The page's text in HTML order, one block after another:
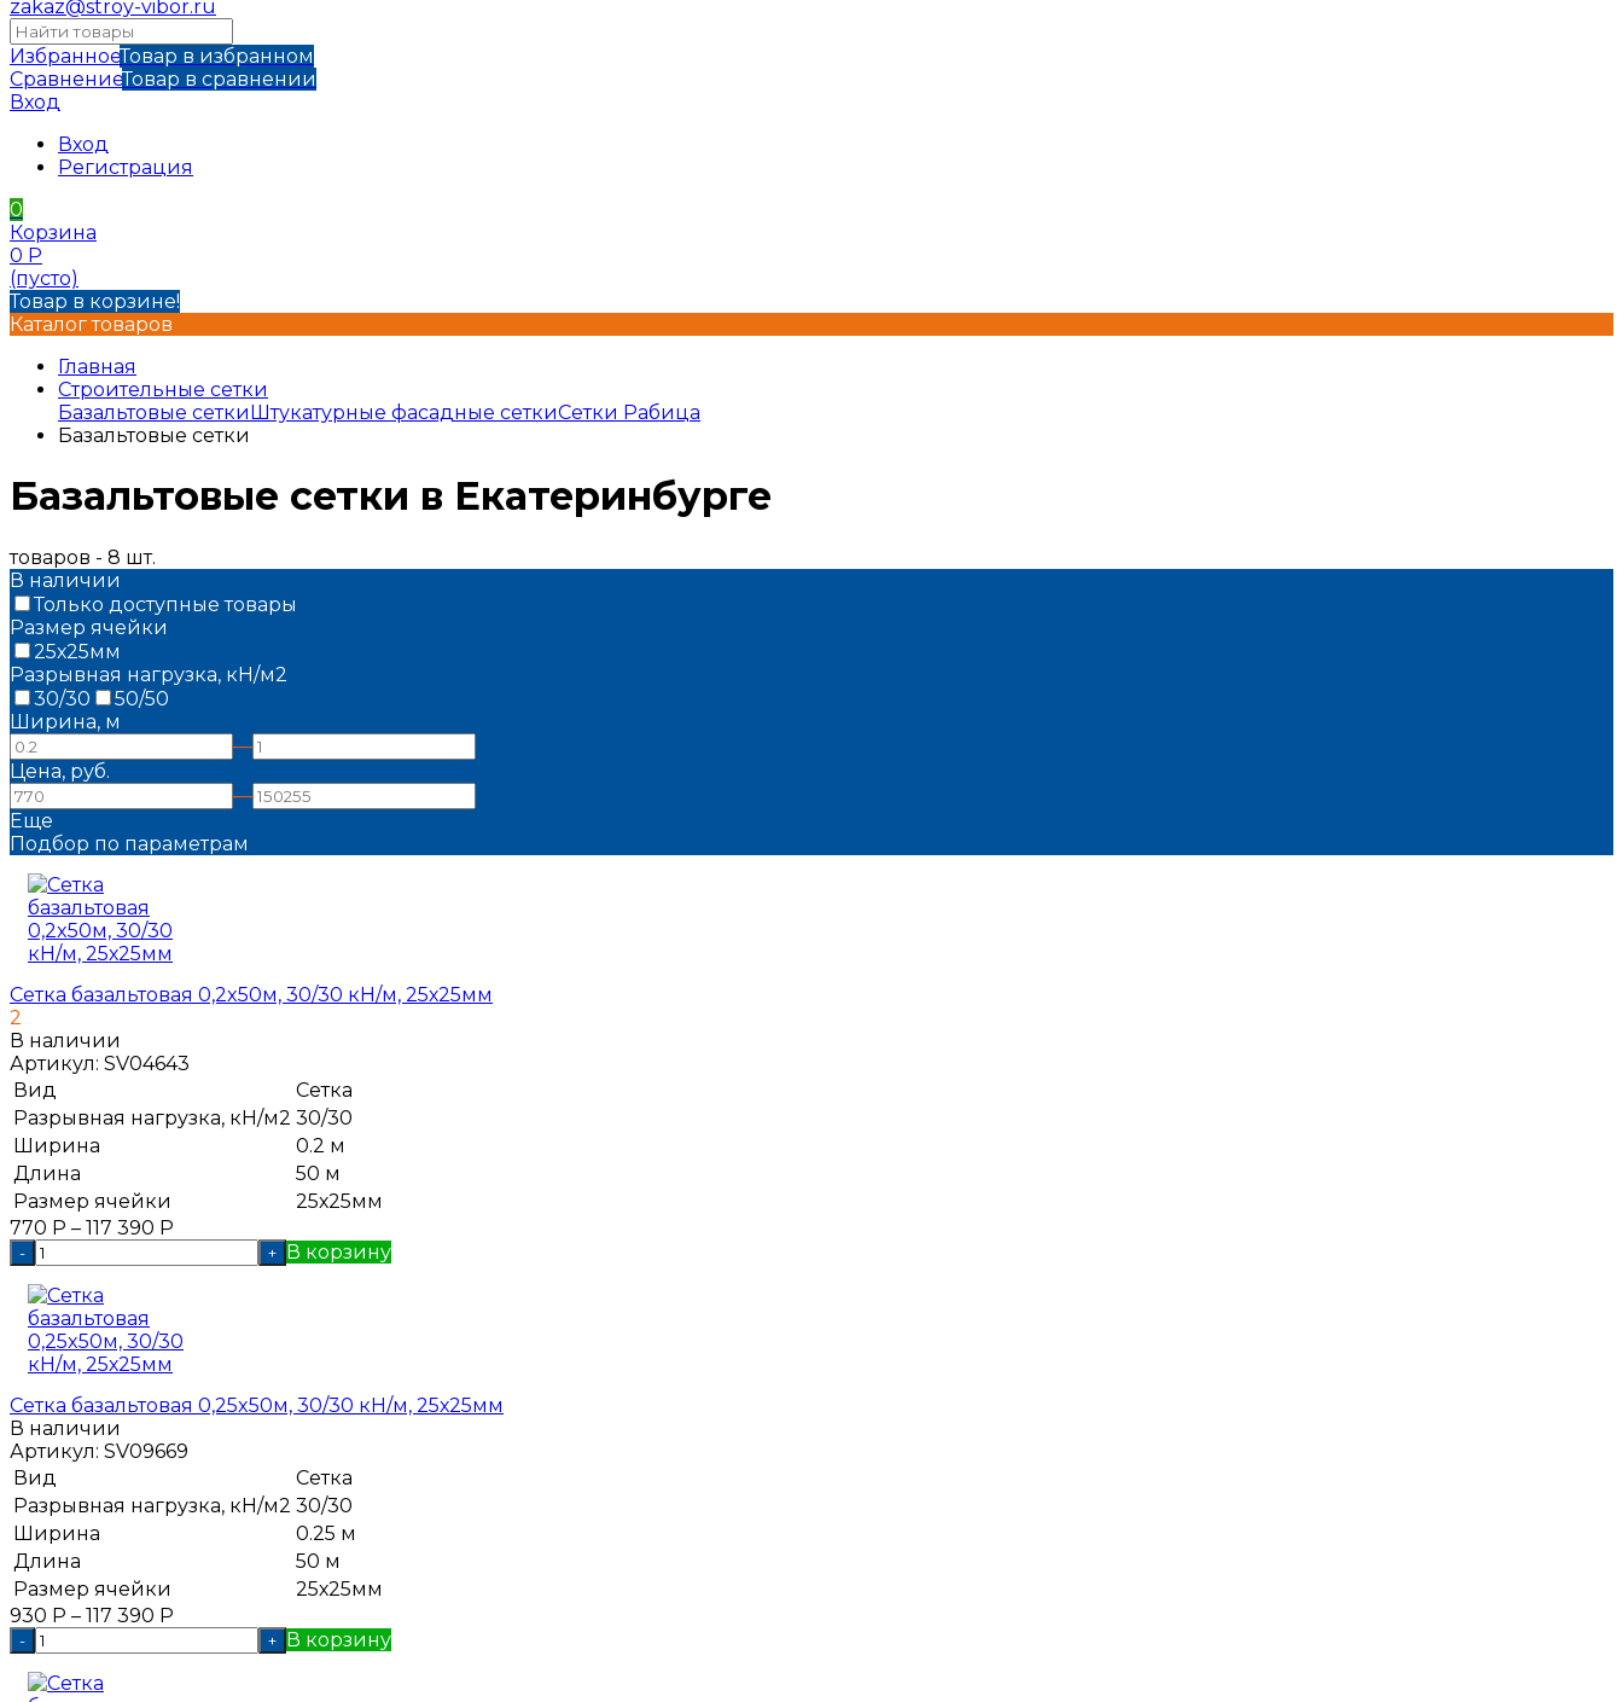
zakaz@stroy-vibor.ru
ИзбранноеТовар в избранном
СравнениеТовар в сравнении
Вход
Вход
Регистрация
0
Корзина
0 Р
(пусто)
Товар в корзине!
Каталог товаров
Главная
Строительные сетки
Базальтовые сеткиШтукатурные фасадные сеткиСетки Рабица
Базальтовые сетки
Базальтовые сетки в Екатеринбурге
товаров - 8 шт.
В наличии
Только доступные товары
Размер ячейки
25х25мм
Разрывная нагрузка, кН/м2
30/30
50/50
Ширина, м
—
Цена, руб.
—
Еще
Подбор по параметрам
Сетка базальтовая 0,2x50м, 30/30 кН/м, 25х25мм
2
В наличии
Артикул: SV04643
Вид
Сетка
Разрывная нагрузка, кН/м2 30/30
Ширина
0.2 м
Длина
50 м
Размер ячейки
25х25мм
770 Р – 117 390 Р
- + В корзину
Сетка базальтовая 0,25x50м, 30/30 кН/м, 25х25мм
В наличии
Артикул: SV09669
Вид
Сетка
Разрывная нагрузка, кН/м2 30/30
Ширина
0.25 м
Длина
50 м
Размер ячейки
25х25мм
930 Р – 117 390 Р
- + В корзину